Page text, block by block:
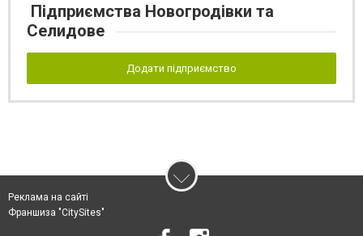
Підприємства Новогродівки та
Селидове
Додати підприємство
Реклама на сайті
Франшиза "CitySites"